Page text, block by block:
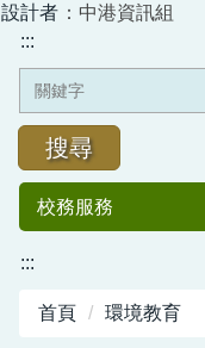
設計者 ：中港資訊組
:::
搜尋
校務服務
:::
首頁 環境教育